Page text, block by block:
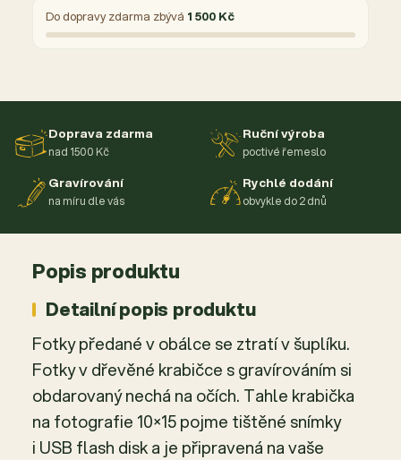
Do dopravy zdarma zbývá 1 500 Kč
Doprava zdarma
nad 1500 Kč
Ruční výroba
poctivé řemeslo
Gravírování
na míru dle vás
Rychlé dodání
obvykle do 2 dnů
Popis produktu
Detailní popis produktu
Fotky předané v obálce se ztratí v šuplíku.
Fotky v dřevěné krabičce s gravírováním si
obdarovaný nechá na očích. Tahle krabička
na fotografie 10×15 pojme tištěné snímky
i USB flash disk a je připravená na vaše